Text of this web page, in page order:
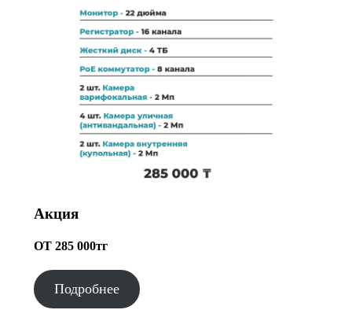
Акция
ОТ 285 000тг
Подробнее